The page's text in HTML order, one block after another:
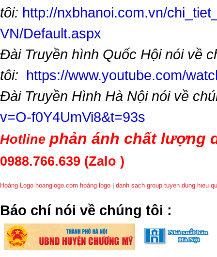
tôi: http://nxbhanoi.com.vn/
VN/Default.aspx
Đài Truyền hình Quốc Hội nói về
tôi: https://www.youtube.com/
Đài Truyền Hình Hà Nội nói về
v=O-f0Y4UmVi8&t=93s
Hotline phản ánh chất lượng
0988.766.639 (Zalo )
Hoàng Logo hoanglogo.com hoàng logo danh sach group tuyen dung hieu
​Báo chí nói về chúng tôi :